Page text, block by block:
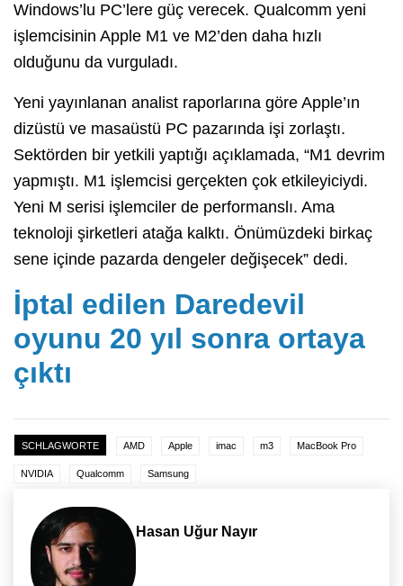
Windows’lu PC’lere güç verecek. Qualcomm yeni
işlemcisinin Apple M1 ve M2’den daha hızlı
olduğunu da vurguladı.
Yeni yayınlanan analist raporlarına göre Apple’ın
dizüstü ve masaüstü PC pazarında işi zorlaştı.
Sektörden bir yetkili yaptığı açıklamada, “M1 devrim
yapmıştı. M1 işlemcisi gerçekten çok etkileyiciydi.
Yeni M serisi işlemciler de performanslı. Ama
teknoloji şirketleri atağa kalktı. Önümüzdeki birkaç
sene içinde pazarda dengeler değişecek” dedi.
İptal edilen Daredevil
oyunu 20 yıl sonra ortaya
çıktı
SCHLAGWORTE AMD Apple imac m3 MacBook Pro
NVIDIA Qualcomm Samsung
Hasan Uğur Nayır